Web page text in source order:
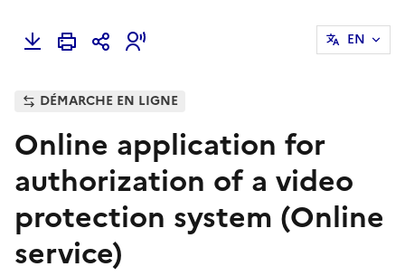
EN
DÉMARCHE EN LIGNE
Online application for
authorization of a video
protection system (Online
service)